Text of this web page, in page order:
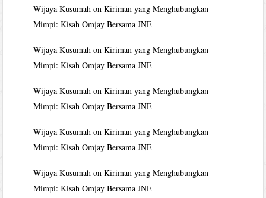
Wijaya Kusumah onKiriman yang Menghubungkan
Mimpi: Kisah Omjay Bersama JNE
Wijaya Kusumah onKiriman yang Menghubungkan
Mimpi: Kisah Omjay Bersama JNE
Wijaya Kusumah onKiriman yang Menghubungkan
Mimpi: Kisah Omjay Bersama JNE
Wijaya Kusumah onKiriman yang Menghubungkan
Mimpi: Kisah Omjay Bersama JNE
Wijaya Kusumah onKiriman yang Menghubungkan
Mimpi: Kisah Omjay Bersama JNE